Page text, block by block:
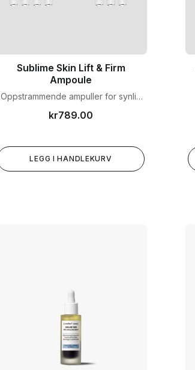
Sublime Skin Lift & Firm
Ampoule
Oppstrammende ampuller for synlig
kr789.00
LEGG I HANDLEKURV